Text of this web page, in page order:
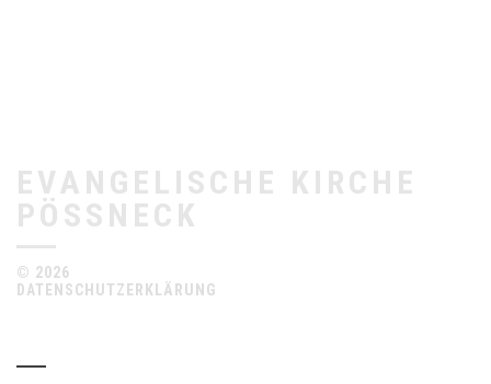
EVANGELISCHE KIRCHE
PÖSSNECK
© 2026
DATENSCHUTZERKLÄRUNG